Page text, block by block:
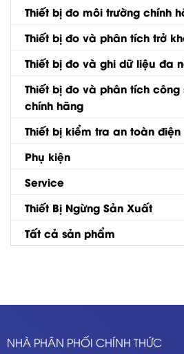
Thiết bị đo môi trường chính
Thiết bị đo và phân tích trở
Thiết bị đo và ghi dữ liệu đa
Thiết bị đo và phân tích
chính hãng
Thiết bị kiểm tra an toàn
Phụ kiện
Service
Thiết Bị Ngừng Sản Xuất
Tất cả sản phẩm
NHÀ PHÂN PHỐI CHÍNH THỨC